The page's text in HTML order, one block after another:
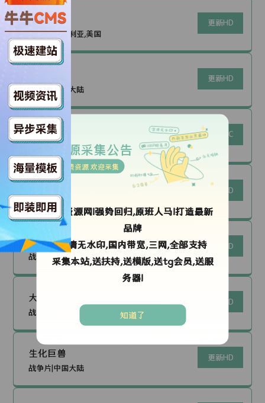
前哨2019
战争片|保加利亚,美国
更新HD
战争片|中国大陆
更新HD
戴高乐之战：淬炼时代
战争片|法国
更新TC
古田军号
战争片|中国大陆
更新HD
华侨女英雄李林
战争片|中国大陆
更新HD
大唐天下之帝王末路
战争片|中国大陆
更新HD
生化巨兽
战争片|中国大陆
更新HD
资源采集公告
免费资源 欢迎采集
ok资源网!强势回归,原班人马!打造最新
品牌
高清无水印,国内带宽,三网,全部支持
采集本站,送扶持,送模版,送tg会员,送服
务器!
知道了